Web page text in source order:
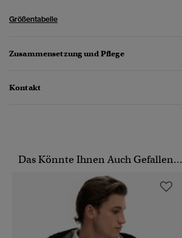
Größentabelle
Zusammensetzung und Pflege
Kontakt
Das Könnte Ihnen Auch Gefallen...